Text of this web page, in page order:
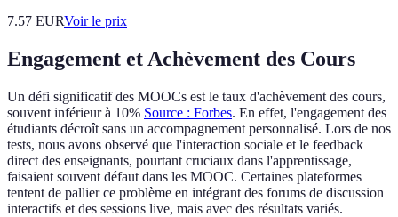
7.57 EURVoir le prix
Engagement et Achèvement des Cours
Un défi significatif des MOOCs est le taux d'achèvement des cours,
souvent inférieur à 10% Source : Forbes. En effet, l'engagement des
étudiants décroît sans un accompagnement personnalisé. Lors de nos
tests, nous avons observé que l'interaction sociale et le feedback
direct des enseignants, pourtant cruciaux dans l'apprentissage,
faisaient souvent défaut dans les MOOC. Certaines plateformes
tentent de pallier ce problème en intégrant des forums de discussion
interactifs et des sessions live, mais avec des résultats variés.